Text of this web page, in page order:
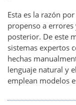
Esta es la razón
propenso a
posterior. De este
sistemas expertos
hechas
lenguaje natural y
emplean modelos